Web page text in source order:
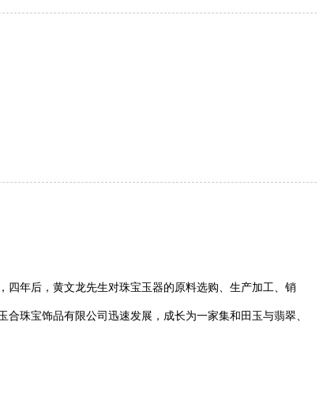
年后，黄文龙先生对珠宝玉器的原料选购、生产加工、销
珠宝饰品有限公司迅速发展，成长为一家集和田玉与翡翠、